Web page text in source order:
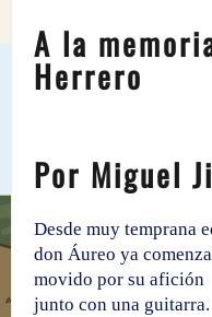
A la
Herrero
Por Miguel
Desde muy temprana
don Áureo ya
movido por su afición
junto con una guitarra.